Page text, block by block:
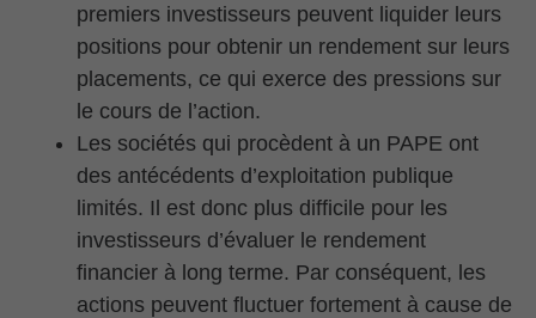
premiers investisseurs peuvent liquider leurs
positions pour obtenir un rendement sur leurs
placements, ce qui exerce des pressions sur
le cours de l’action.
Les sociétés qui procèdent à un PAPE ont
des antécédents d’exploitation publique
limités. Il est donc plus difficile pour les
investisseurs d’évaluer le rendement
financier à long terme. Par conséquent, les
actions peuvent fluctuer fortement à cause de